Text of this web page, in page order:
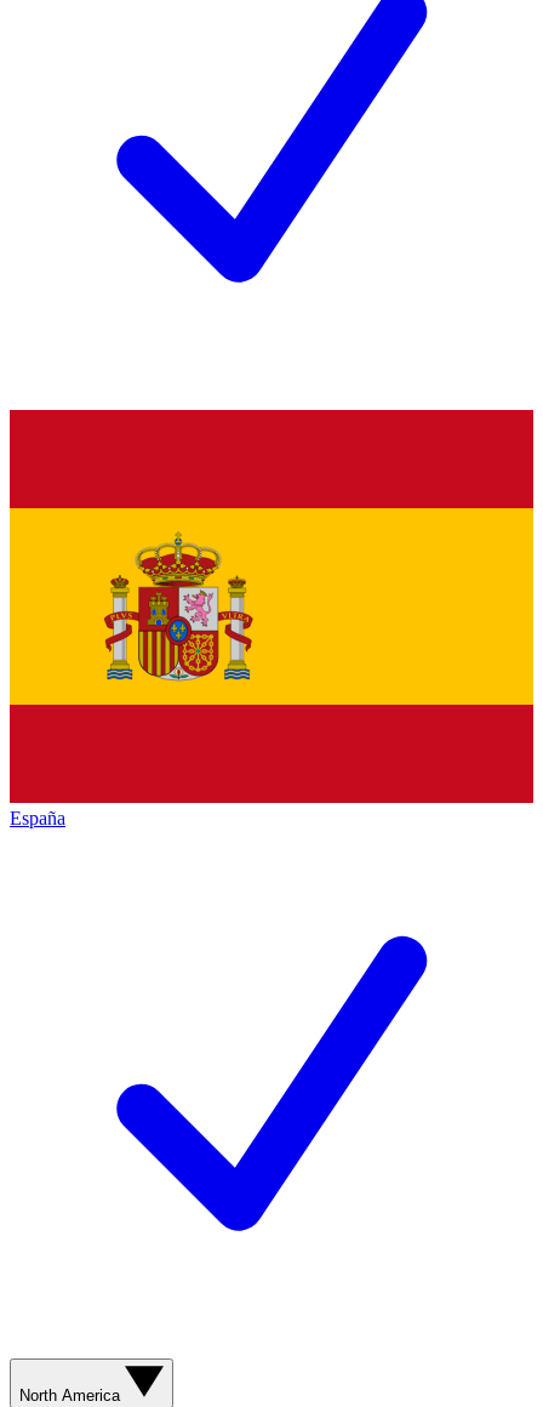
España
North America